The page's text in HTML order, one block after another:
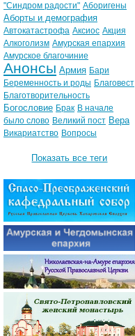
"Синдром радости" Аборигены
Аборты и демография
Автокатастрофа Аксиос Акция
Алкоголизм Амурская епархия
Амурское благочиние
Анонсы Армия Бари
Беременность и роды Благовест
Благотворительность
Богословие Брак В начале
было слово Великий пост Вера
Викариатство Вопросы
Показать все теги